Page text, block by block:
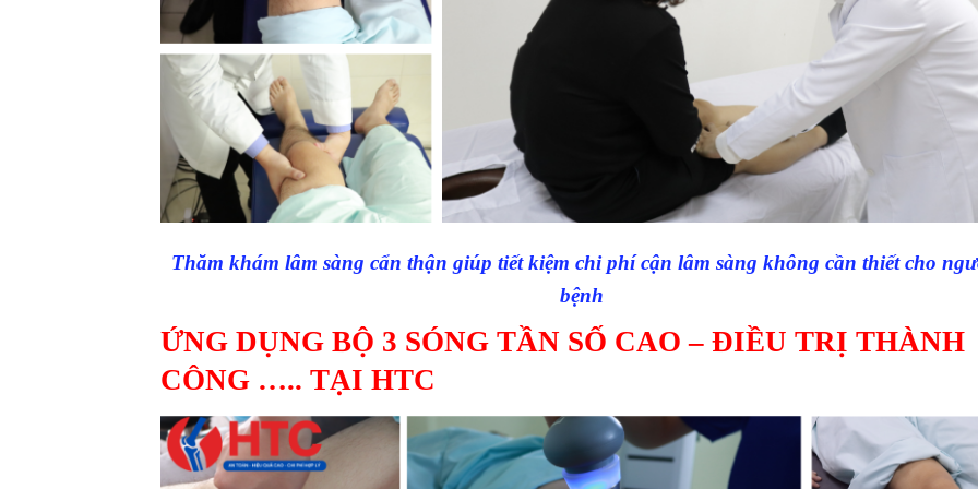
Thăm khám lâm sàng cẩn thận giúp tiết kiệm chi phí cận lâm sàng không cần thiết cho
bệnh
ỨNG DỤNG BỘ 3 SÓNG TẦN SỐ CAO – ĐIỀU TRỊ THÀNH
CÔNG ….. TẠI HTC